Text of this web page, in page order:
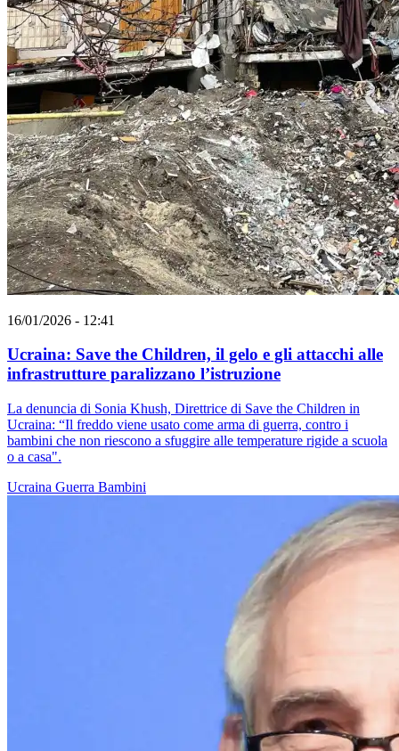
16/01/2026 - 12:41
Ucraina: Save the Children, il gelo e gli attacchi alle
infrastrutture paralizzano l’istruzione
La denuncia di Sonia Khush, Direttrice di Save the Children in
Ucraina: “Il freddo viene usato come arma di guerra, contro i
bambini che non riescono a sfuggire alle temperature rigide a scuola
o a casa".
Ucraina Guerra Bambini